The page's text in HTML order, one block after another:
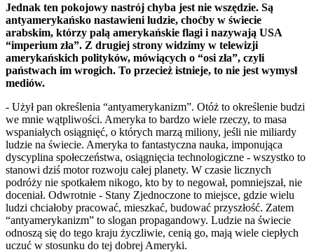
Jednak ten pokojowy nastrój chyba jest nie wszędzie. Są
antyamerykańsko nastawieni ludzie, choćby w świecie
arabskim, którzy palą amerykańskie flagi i nazywają USA
“imperium zła”. Z drugiej strony widzimy w telewizji
amerykańskich polityków, mówiących o “osi zła”, czyli
państwach im wrogich. To przecież istnieje, to nie jest wymysł
mediów.
- Użył pan określenia “antyamerykanizm”. Otóż to określenie budzi
we mnie wątpliwości. Ameryka to bardzo wiele rzeczy, to masa
wspaniałych osiągnięć, o których marzą miliony, jeśli nie miliardy
ludzie na świecie. Ameryka to fantastyczna nauka, imponująca
dyscyplina społeczeństwa, osiągnięcia technologiczne - wszystko to
stanowi dziś motor rozwoju całej planety. W czasie licznych
podróży nie spotkałem nikogo, kto by to negował, pomniejszał, nie
doceniał. Odwrotnie - Stany Zjednoczone to miejsce, gdzie wielu
ludzi chciałoby pracować, mieszkać, budować przyszłość. Zatem
“antyamerykanizm” to slogan propagandowy. Ludzie na świecie
odnoszą się do tego kraju życzliwie, cenią go, mają wiele ciepłych
uczuć w stosunku do tej dobrej Ameryki.